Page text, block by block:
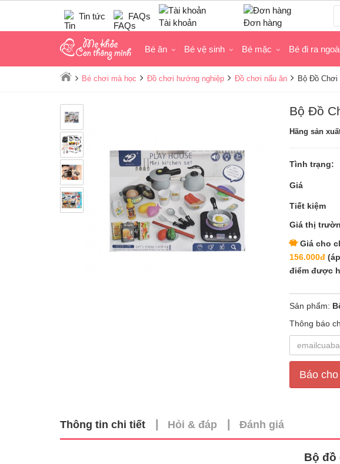
Tin tức FAQs
Tài khoản Đơn hàng
Bé ăn Bé vệ sinh Bé mặc Bé đi ra
Bé chơi mà học Đồ chơi hướng nghiệp Đồ chơi nấu ăn Bộ Đồ Chơi
Bộ Đồ
Hãng sản
Tình trạng:
Giá
Tiết kiệm
Giá thị
Giá cho
156.000đ
điểm được
Sản phẩm:
Thông báo
Báo
Thông tin chi tiết Hỏi & đáp Đánh giá
Bộ đồ